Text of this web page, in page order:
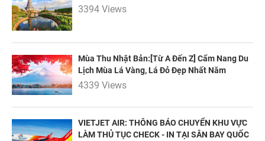
3394 Views
Mùa Thu Nhật Bản:[Từ A Đến Z] Cẩm Nang Du
Lịch Mùa Lá Vàng, Lá Đỏ Đẹp Nhất Năm
4339 Views
VIETJET AIR: THÔNG BÁO CHUYỂN KHU VỰC
LÀM THỦ TỤC CHECK - IN TẠI SÂN BAY QUỐC
TƯ VẤN NGAY
NHẬN ƯU ĐÃI NGAY
TƯ VẤN NGAY